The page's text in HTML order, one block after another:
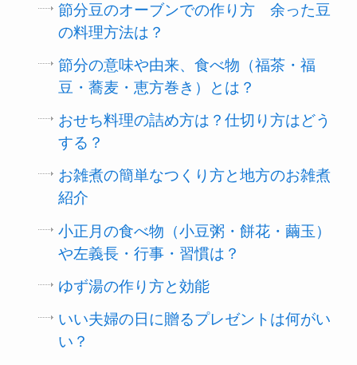
節分豆のオーブンでの作り方 余った豆
の料理方法は？
節分の意味や由来、食べ物（福茶・福
豆・蕎麦・恵方巻き）とは？
おせち料理の詰め方は？仕切り方はどう
する？
お雑煮の簡単なつくり方と地方のお雑煮
紹介
小正月の食べ物（小豆粥・餅花・繭玉）
や左義長・行事・習慣は？
ゆず湯の作り方と効能
いい夫婦の日に贈るプレゼントは何がい
い？